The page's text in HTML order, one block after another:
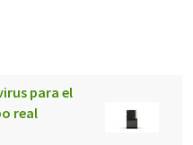
para el
real